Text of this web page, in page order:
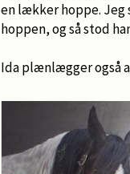
en lækker hoppe. Jeg
hoppen, og så stod
Ida plænlægger også